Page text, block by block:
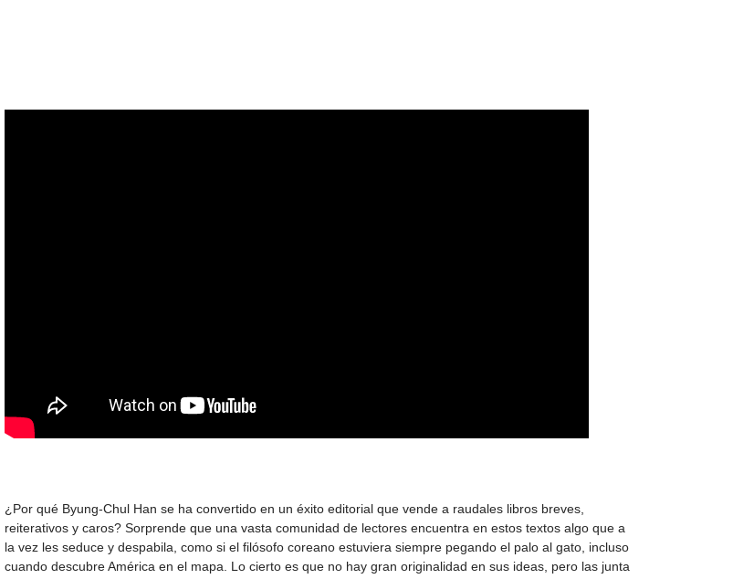
¿Por qué Byung-Chul Han se ha convertido en un éxito editorial que vende a raudales libros breves,
reiterativos y caros? Sorprende que una vasta comunidad de lectores encuentra en estos textos algo que a
la vez les seduce y despabila, como si el filósofo coreano estuviera siempre pegando el palo al gato, incluso
cuando descubre América en el mapa. Lo cierto es que no hay gran originalidad en sus ideas, pero las junta